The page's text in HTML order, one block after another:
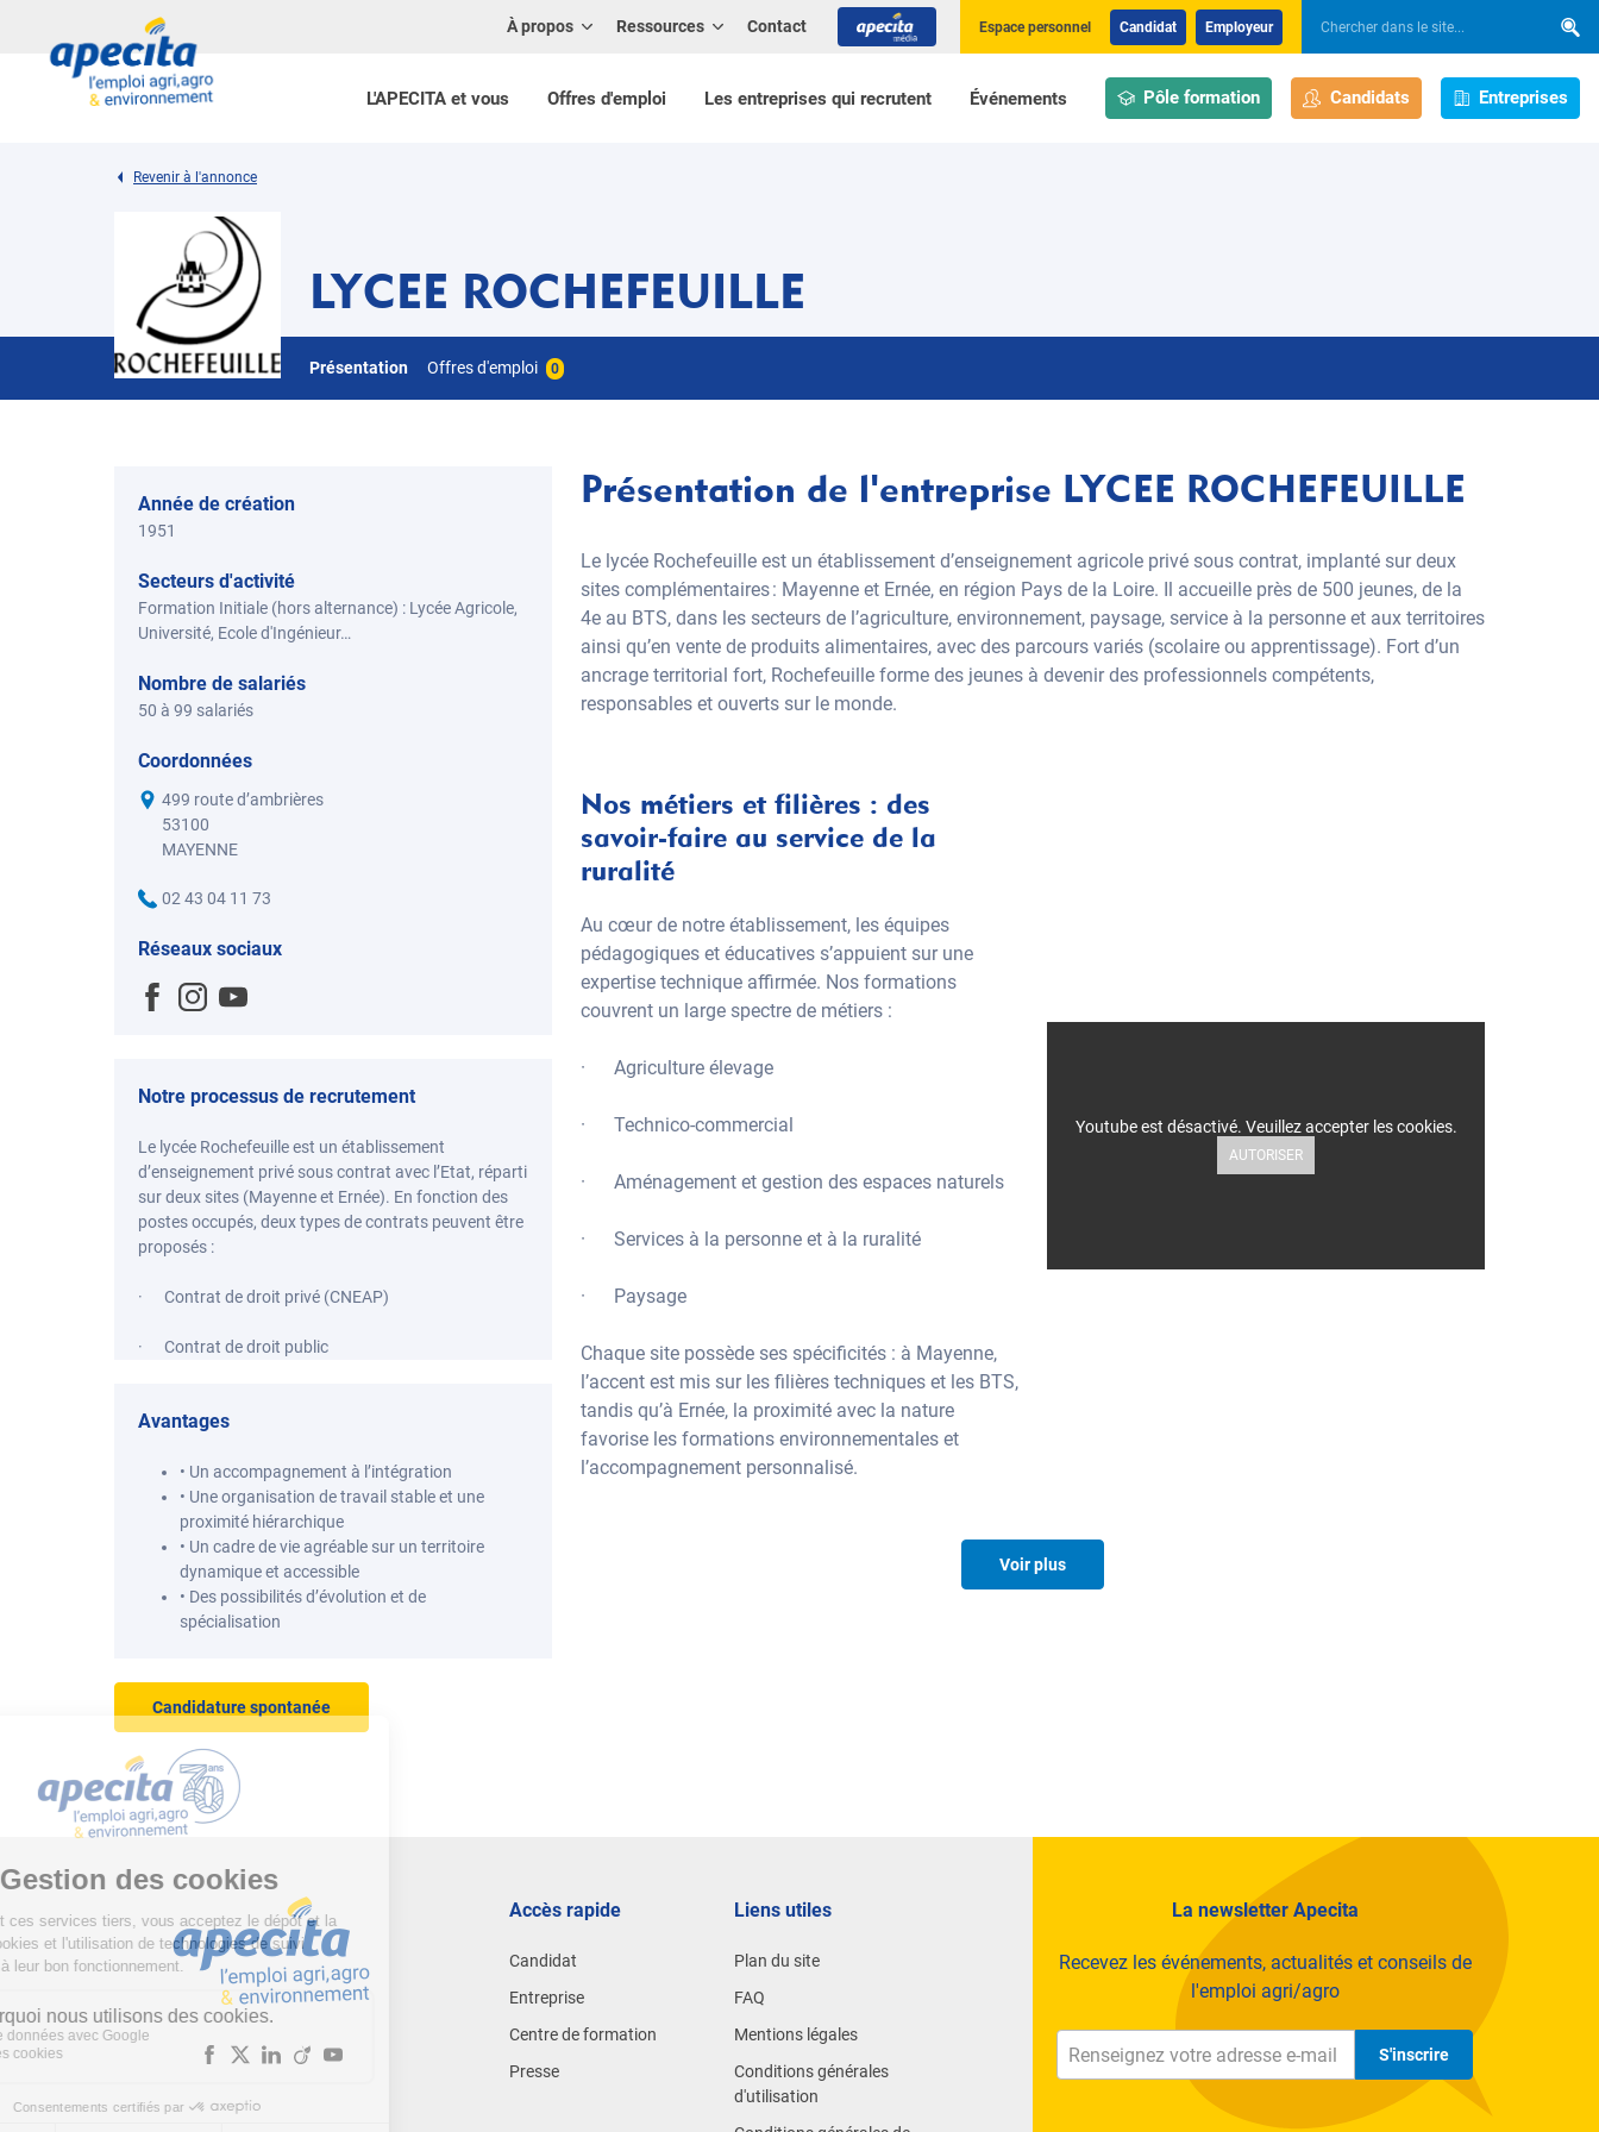
L'APECITA et vous Offres d'emploi Les entreprises qui recrutent Événements Pôle formation Candidats Entreprises
À propos Ressources Contact Espace personnel Candidat Employeur
Revenir à l'annonce
LYCEE ROCHEFEUILLE
Présentation Offres d'emploi 0
Année de création
1951
Secteurs d'activité
Formation Initiale (hors alternance) : Lycée Agricole,
Université, Ecole d'Ingénieur…
Nombre de salariés
50 à 99 salariés
Coordonnées
499 route d’ambrières
53100
MAYENNE
02 43 04 11 73
Réseaux sociaux
Notre processus de recrutement
Le lycée Rochefeuille est un établissement
d’enseignement privé sous contrat avec l’Etat, réparti
sur deux sites (Mayenne et Ernée). En fonction des
postes occupés, deux types de contrats peuvent être
proposés :
· Contrat de droit privé (CNEAP)
· Contrat de droit public
Avantages
• Un accompagnement à l’intégration
• Une organisation de travail stable et une
proximité hiérarchique
• Un cadre de vie agréable sur un territoire
dynamique et accessible
• Des possibilités d’évolution et de
spécialisation
Candidature spontanée
Présentation de l'entreprise LYCEE ROCHEFEUILLE
Le lycée Rochefeuille est un établissement d’enseignement agricole privé sous contrat, implanté sur deux
sites complémentaires : Mayenne et Ernée, en région Pays de la Loire. Il accueille près de 500 jeunes, de la
4e au BTS, dans les secteurs de l’agriculture, environnement, paysage, service à la personne et aux territoires
ainsi qu’en vente de produits alimentaires, avec des parcours variés (scolaire ou apprentissage). Fort d’un
ancrage territorial fort, Rochefeuille forme des jeunes à devenir des professionnels compétents,
responsables et ouverts sur le monde.
Nos métiers et filières : des
savoir-faire au service de la
ruralité
Au cœur de notre établissement, les équipes
pédagogiques et éducatives s’appuient sur une
expertise technique affirmée. Nos formations
couvrent un large spectre de métiers :
· Agriculture élevage
· Technico-commercial
· Aménagement et gestion des espaces naturels
· Services à la personne et à la ruralité
· Paysage
Chaque site possède ses spécificités : à Mayenne,
l’accent est mis sur les filières techniques et les BTS,
tandis qu’à Ernée, la proximité avec la nature
favorise les formations environnementales et
l’accompagnement personnalisé.
Youtube est désactivé. Veuillez accepter les cookies.
AUTORISER
Voir plus
· Un ancrage local fort avec de nombreux partenaires professionnels et institutionnels
· Une actualité dynamique (projets européens, concours techniques, innovations pédagogiques…)
Notre culture d’établissement repose sur l’engagement, la rigueur et l’esprit d’équipe
Nos expertises
• Notre expertise pédagogique
La newsletter Apecita
Recevez les événements, actualités et conseils de
l'emploi agri/agro
S'inscrire
Accès rapide
Candidat
Entreprise
Centre de formation
Presse
Liens utiles
Plan du site
FAQ
Mentions légales
Conditions générales
d'utilisation